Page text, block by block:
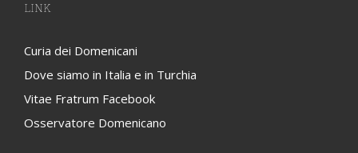
LINK
Curia dei Domenicani
Dove siamo in Italia e in Turchia
Vitae Fratrum Facebook
Osservatore Domenicano